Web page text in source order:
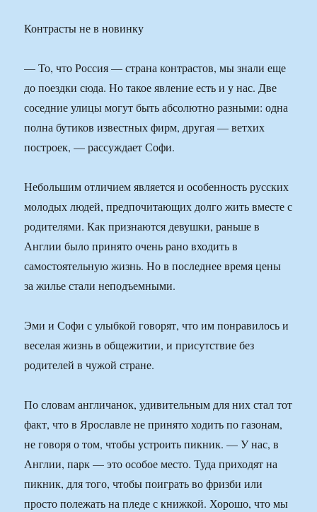
Контрасты не в новинку
— То, что Россия — страна контрастов, мы знали еще
до поездки сюда. Но такое явление есть и у нас. Две
соседние улицы могут быть абсолютно разными: одна
полна бутиков известных фирм, другая — ветхих
построек, — рассуждает Софи.
Небольшим отличием является и особенность русских
молодых людей, предпочитающих долго жить вместе с
родителями. Как признаются девушки, раньше в
Англии было принято очень рано входить в
самостоятельную жизнь. Но в последнее время цены
за жилье стали неподъемными.
Эми и Софи с улыбкой говорят, что им понравилось и
веселая жизнь в общежитии, и присутствие без
родителей в чужой стране.
По словам англичанок, удивительным для них стал тот
факт, что в Ярославле не принято ходить по газонам,
не говоря о том, чтобы устроить пикник. — У нас, в
Англии, парк — это особое место. Туда приходят на
пикник, для того, чтобы поиграть во фризби или
просто полежать на пледе с книжкой. Хорошо, что мы